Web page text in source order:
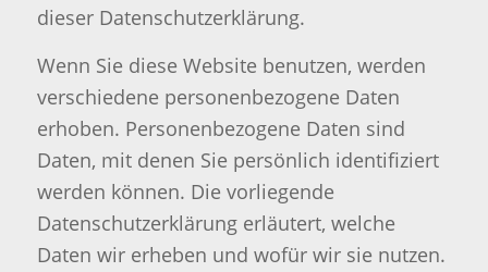
dieser Datenschutzerklärung.
Wenn Sie diese Website benutzen, werden
verschiedene personenbezogene Daten
erhoben. Personenbezogene Daten sind
Daten, mit denen Sie persönlich identifiziert
werden können. Die vorliegende
Datenschutzerklärung erläutert, welche
Daten wir erheben und wofür wir sie nutzen.